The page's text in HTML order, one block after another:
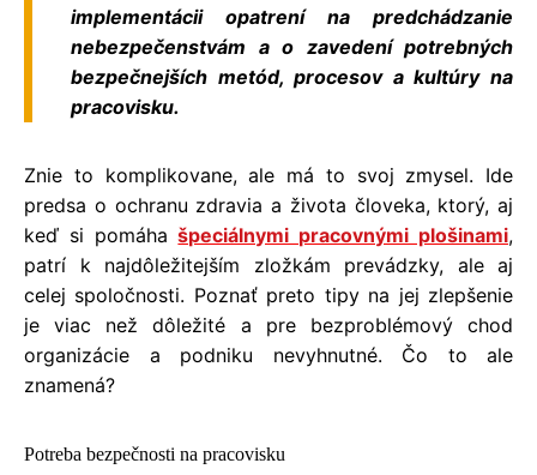
implementácii opatrení na predchádzanie
nebezpečenstvám a o zavedení potrebných
bezpečnejších metód, procesov a kultúry na
pracovisku.
Znie to komplikovane, ale má to svoj zmysel. Ide
predsa o ochranu zdravia a života človeka, ktorý, aj
keď si pomáhašpeciálnymi pracovnými plošinami,
patrí k najdôležitejším zložkám prevádzky, ale aj
celej spoločnosti. Poznať preto tipy na jej zlepšenie
je viac než dôležité a pre bezproblémový chod
organizácie a podniku nevyhnutné. Čo to ale
znamená?
Potreba bezpečnosti na pracovisku